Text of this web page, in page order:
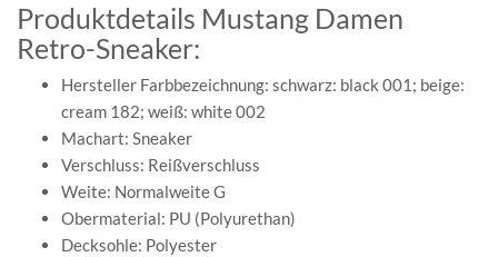
Produktdetails Mustang Damen
Retro-Sneaker:
Hersteller Farbbezeichnung: schwarz: black 001; beige:
cream 182; weiß: white 002
Machart: Sneaker
Verschluss: Reißverschluss
Weite: Normalweite G
Obermaterial: PU (Polyurethan)
Decksohle: Polyester